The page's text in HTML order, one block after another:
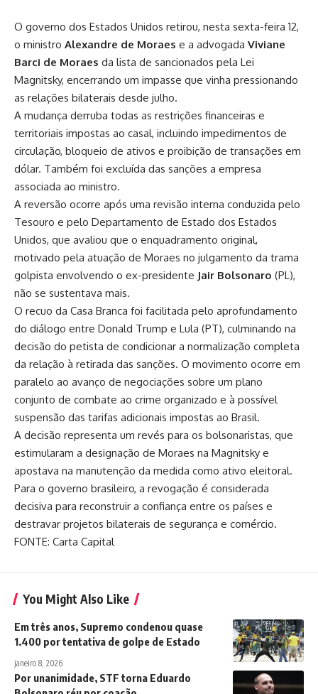
O governo dos Estados Unidos retirou, nesta sexta-feira 12,
o ministro Alexandre de Moraes e a advogada Viviane
Barci de Moraes da lista de sancionados pela Lei
Magnitsky, encerrando um impasse que vinha pressionando
as relações bilaterais desde julho.
A mudança derruba todas as restrições financeiras e
territoriais impostas ao casal, incluindo impedimentos de
circulação, bloqueio de ativos e proibição de transações em
dólar. Também foi excluída das sanções a empresa
associada ao ministro.
A reversão ocorre após uma revisão interna conduzida pelo
Tesouro e pelo Departamento de Estado dos Estados
Unidos, que avaliou que o enquadramento original,
motivado pela atuação de Moraes no julgamento da trama
golpista envolvendo o ex-presidente Jair Bolsonaro (PL),
não se sustentava mais.
O recuo da Casa Branca foi facilitada pelo aprofundamento
do diálogo entre Donald Trump e Lula (PT), culminando na
decisão do petista de condicionar a normalização completa
da relação à retirada das sanções. O movimento ocorre em
paralelo ao avanço de negociações sobre um plano
conjunto de combate ao crime organizado e à possível
suspensão das tarifas adicionais impostas ao Brasil.
A decisão representa um revés para os bolsonaristas, que
estimularam a designação de Moraes na Magnitsky e
apostava na manutenção da medida como ativo eleitoral.
Para o governo brasileiro, a revogação é considerada
decisiva para reconstruir a confiança entre os países e
destravar projetos bilaterais de segurança e comércio.
FONTE: Carta Capital
You Might Also Like
Em três anos, Supremo condenou quase
1.400 por tentativa de golpe de Estado
janeiro 8, 2026
Por unanimidade, STF torna Eduardo